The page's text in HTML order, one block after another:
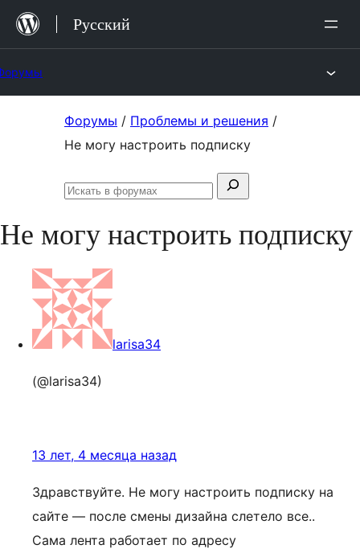
Перейти
Русский
Форумы / Проблемы и решения /
Не могу настроить подписку
Поиск:
Искать
Не могу настроить подписку
larisa34
(@larisa34)
13 лет, 4 месяца назад
Здравствуйте. Не могу настроить подписку на
сайте — после смены дизайна слетело все..
Сама лента работает по адресу